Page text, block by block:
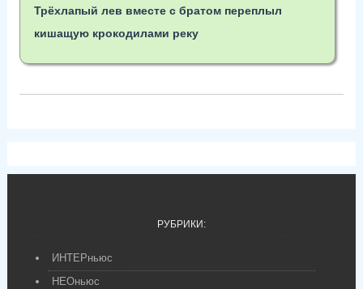
Трёхлапый лев вместе с братом переплыл
кишащую крокодилами реку
РУБРИКИ:
ИНТЕРньюс
НЕОньюс